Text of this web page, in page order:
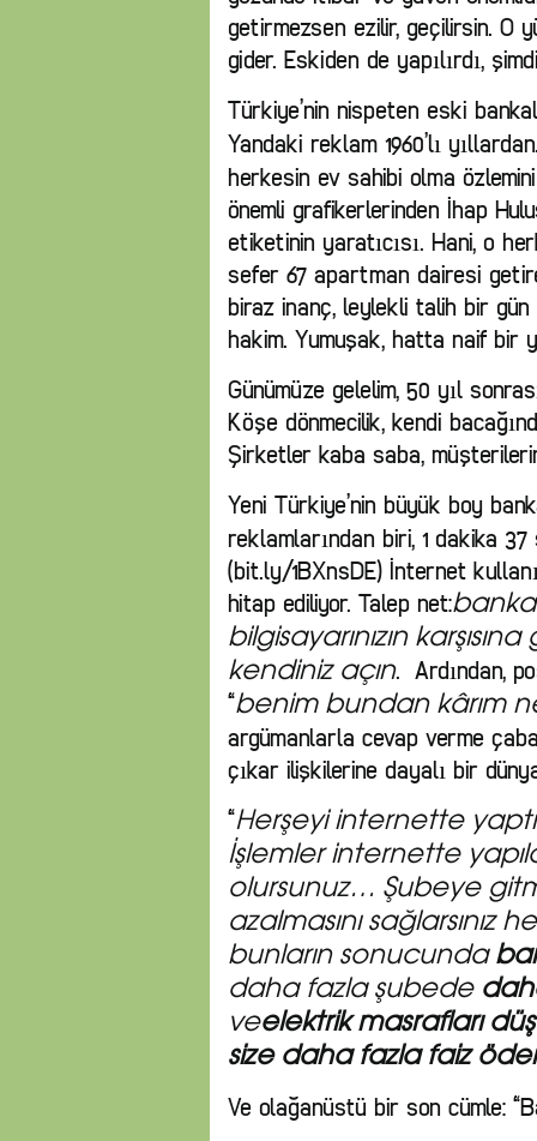
getirmezsen ezilir, geçilirsin. O
gider. Eskiden de yapılırdı,
Türkiye’nin nispeten eski
Yandaki reklam 1960’lı
herkesin ev sahibi olma
önemli grafikerlerinden İhap
etiketinin yaratıcısı. Hani, o
sefer 67 apartman dairesi
biraz inanç, leylekli talih bir
hakim. Yumuşak, hatta naif bir
Günümüze gelelim, 50 yıl
Köşe dönmecilik, kendi
Şirketler kaba saba,
Yeni Türkiye’nin büyük boy
reklamlarından biri, 1 dakika
(bit.ly/1BXnsDE) İnternet
hitap ediliyor. Talep net:
bilgisayarınızın
kendiniz açın. Ardından,
“benim bundan kârım
argümanlarla cevap verme
çıkar ilişkilerine dayalı bir
“Herşeyi internette
İşlemler internette
olursunuz… Şubeye
azalmasını sağlarsınız
bunların sonucunda
daha fazla şubede
veelektrik masrafları
size daha fazla faiz
Ve olağanüstü bir son cümle: